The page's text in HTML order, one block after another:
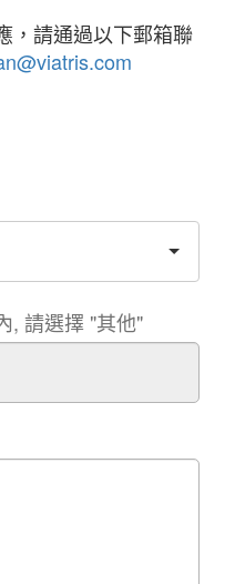
，請通過以下郵箱聯
, 請選擇 "其他"